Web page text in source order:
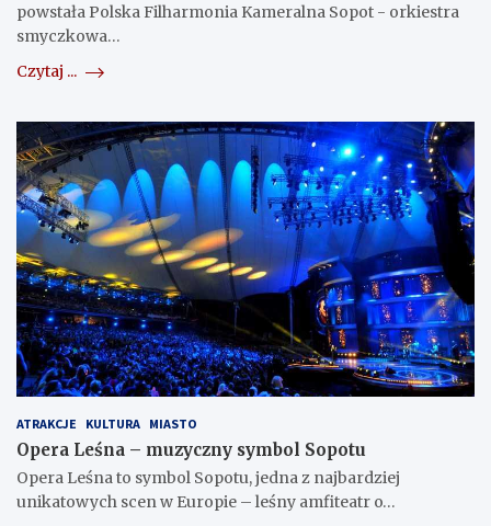
powstała Polska Filharmonia Kameralna Sopot - orkiestra
smyczkowa…
Czytaj ...
ATRAKCJE KULTURA MIASTO
Opera Leśna – muzyczny symbol Sopotu
Opera Leśna to symbol Sopotu, jedna z najbardziej
unikatowych scen w Europie – leśny amfiteatr o…